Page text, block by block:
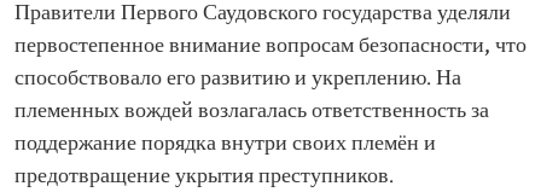
Правители Первого Саудовского государства уделяли
первостепенное внимание вопросам безопасности, что
способствовало его развитию и укреплению. На
племенных вождей возлагалась ответственность за
поддержание порядка внутри своих племён и
предотвращение укрытия преступников.